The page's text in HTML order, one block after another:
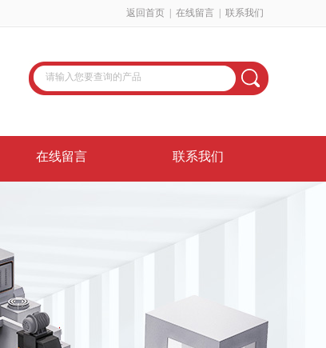
返回首页 在线留言 联系我们
在线留言 联系我们